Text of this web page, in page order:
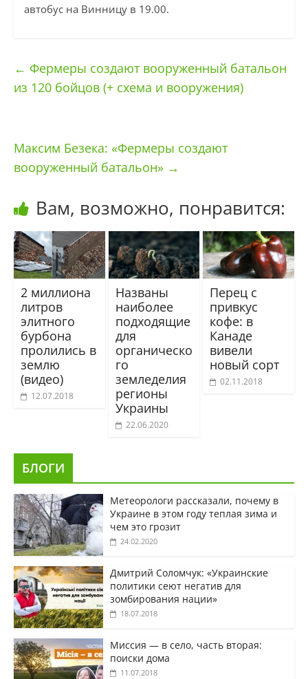
автобус на Винницу в 19.00.
← Фермеры создают вооруженный батальон
из 120 бойцов (+ схема и вооружения)
Максим Безека: «Фермеры создают
вооруженный батальон» →
Вам, возможно, понравится:
2 миллиона
литров
элитного
бурбона
пролились в
землю
(видео)
12.07.2018
Названы
наиболее
подходящие
для
органическо
го
земледелия
регионы
Украины
22.06.2020
Перец с
привкус
кофе: в
Канаде
вивели
новый сорт
02.11.2018
БЛОГИ
Метеорологи рассказали, почему в
Украине в этом году теплая зима и
чем это грозит
24.02.2020
Дмитрий Соломчук: «Украинские
политики сеют негатив для
зомбирования нации»
18.07.2018
Миссия — в село, часть вторая:
поиски дома
11.07.2018